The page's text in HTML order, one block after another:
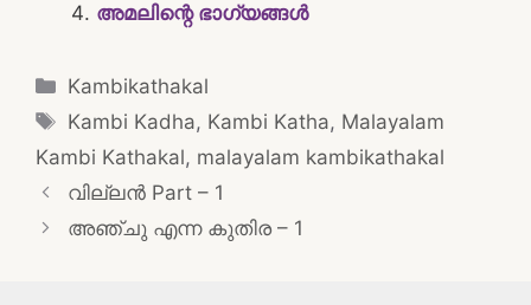
അമലിന്റെ ഭാഗ്യങ്ങൾ
Categories
Kambikathakal
Tags
Kambi Kadha, Kambi Katha, Malayalam
Kambi Kathakal, malayalam kambikathakal
Post
navigation
വില്ലൻ Part – 1
അഞ്ചു എന്ന കുതിര – 1